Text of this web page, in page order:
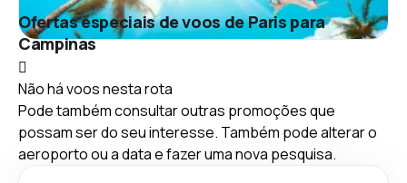
Ofertas especiais de voos de Paris para
Campinas
Não há voos nesta rota
Pode também consultar outras promoções que
possam ser do seu interesse. Também pode alterar o
aeroporto ou a data e fazer uma nova pesquisa.